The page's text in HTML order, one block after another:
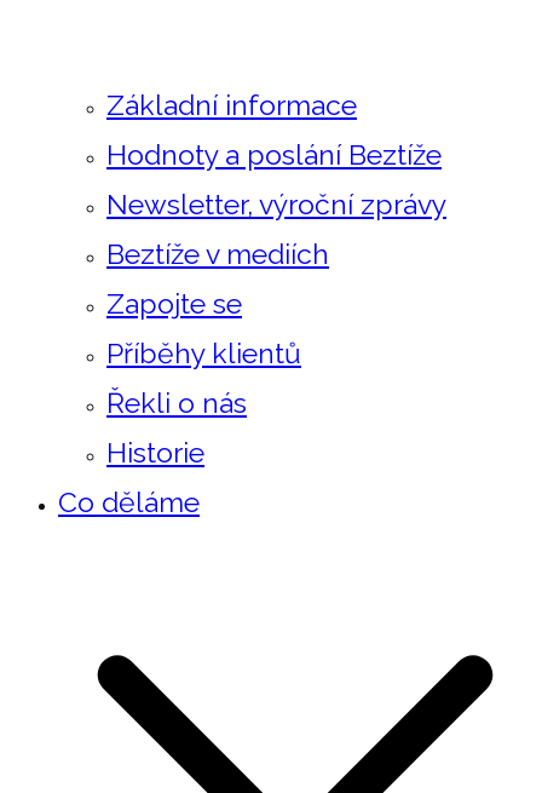
Základní informace
Hodnoty a poslání Beztíže
Newsletter, výroční zprávy
Beztíže v mediích
Zapojte se
Příběhy klientů
Řekli o nás
Historie
Co děláme